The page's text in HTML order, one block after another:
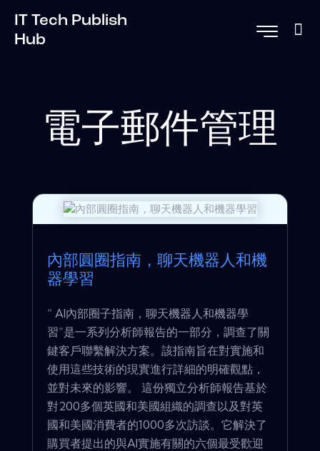
IT Tech Publish
Hub
電子郵件管理
內部圓圈指南，聊天機器人和機
器學習
“ AI內部圈子指南，聊天機器人和機器學
習”是一系列分析師報告的一部分，調查了關
鍵客戶聯繫解決方案。該指南旨在對實施和
使用這些技術的現實進行詳細的明確觀點，
並對未來的影響。 這份獨立分析師報告基於
對200多個英國和美國組織的調查以及對英
國和美國消費者的1000多次訪談。它解決了
購買者提出的與AI實施有關的六個最受歡迎